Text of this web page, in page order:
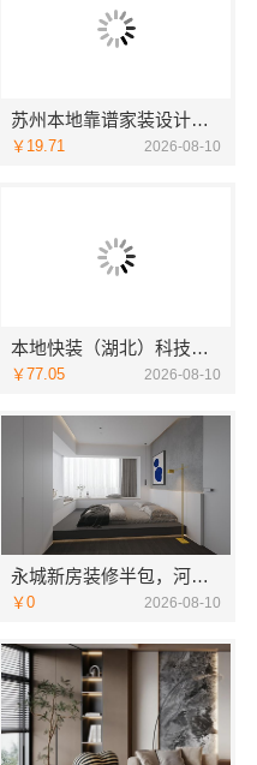
苏州本地靠谱家装设计公司拎包入住百年豪庭
￥19.71 2026-08-10
本地快装（湖北）科技有限公司：武汉轻量家庭装修新房透明报价
￥77.05 2026-08-10
永城新房装修半包，河南璟臻环保建材有限公司省心选择
￥0 2026-08-10